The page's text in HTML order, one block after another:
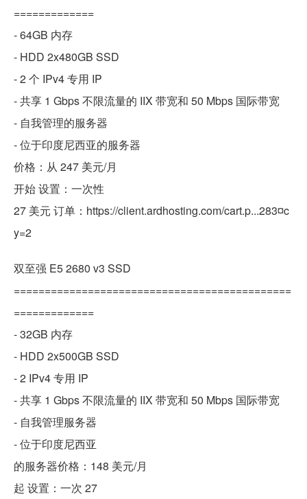
=============
- 64GB 内存
- HDD 2x480GB SSD
- 2 个 IPv4 专用 IP
- 共享 1 Gbps 不限流量的 IIX 带宽和 50 Mbps 国际带宽
- 自我管理的服务器
- 位于印度尼西亚的服务器
价格：从 247 美元/月
开始 设置：一次性
27 美元 订单：https://client.ardhosting.com/cart.p...283¤c
y=2
双至强 E5 2680 v3 SSD
=============================================
=============
- 32GB 内存
- HDD 2x500GB SSD
- 2 IPv4 专用 IP
- 共享 1 Gbps 不限流量的 IIX 带宽和 50 Mbps 国际带宽
- 自我管理服务器
- 位于印度尼西亚
的服务器价格：148 美元/月
起 设置：一次 27